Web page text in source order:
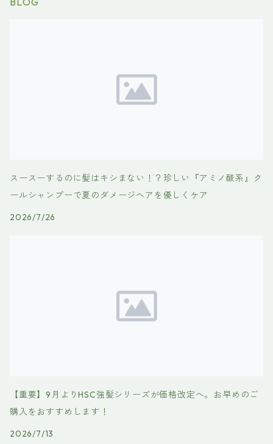
スースーするのに髪はキシまない！？珍しい『アミノ酸系』ク
ールシャンプーで夏のダメージヘアを優しくケア
2026/7/26
【重要】9月よりHSC強髪シリーズが価格改定へ。お早めのご
購入をおすすめします！
2026/7/13